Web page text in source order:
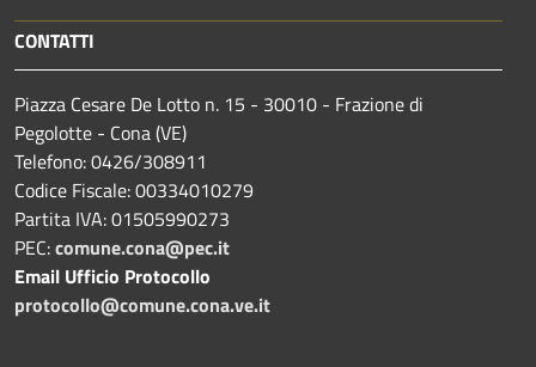
CONTATTI
Piazza Cesare De Lotto n. 15 - 30010 - Frazione di
Pegolotte - Cona (VE)
Telefono: 0426/308911
Codice Fiscale: 00334010279
Partita IVA: 01505990273
PEC:comune.cona@pec.it
Email Ufficio Protocollo
protocollo@comune.cona.ve.it